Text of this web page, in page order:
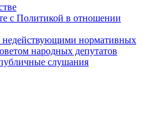
с Политикой в отношении
недействующими нормативных
народных депутатов
слушания